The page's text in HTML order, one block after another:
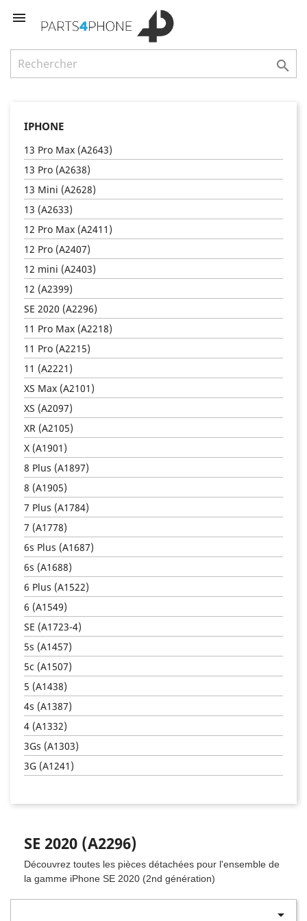


IPHONE
13 Pro Max (A2643)
13 Pro (A2638)
13 Mini (A2628)
13 (A2633)
12 Pro Max (A2411)
12 Pro (A2407)
12 mini (A2403)
12 (A2399)
SE 2020 (A2296)
11 Pro Max (A2218)
11 Pro (A2215)
11 (A2221)
XS Max (A2101)
XS (A2097)
XR (A2105)
X (A1901)
8 Plus (A1897)
8 (A1905)
7 Plus (A1784)
7 (A1778)
6s Plus (A1687)
6s (A1688)
6 Plus (A1522)
6 (A1549)
SE (A1723-4)
5s (A1457)
5c (A1507)
5 (A1438)
4s (A1387)
4 (A1332)
3Gs (A1303)
3G (A1241)
SE 2020 (A2296)
Découvrez toutes les pièces détachées pour l'ensemble de
la gamme iPhone SE 2020 (2nd génération)
